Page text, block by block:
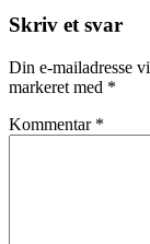
Skriv et svar
Din e-mailadresse
markeret med *
Kommentar *